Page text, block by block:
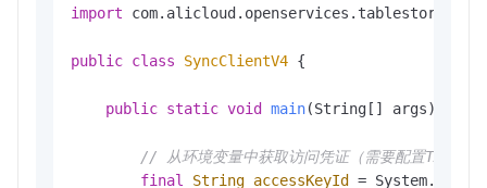
import
public class SyncClientV4 {
public static void main(String[] args)
// 从环境变量中获取访问凭证（需要配置
final
String accessKeyId =